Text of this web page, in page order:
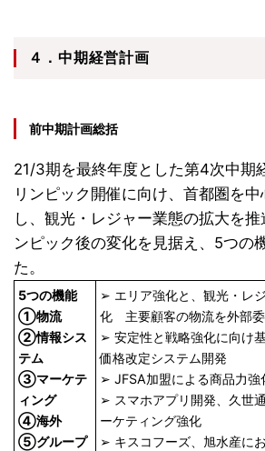
４．中期経営計画
前中期計画総括
21/3期を最終年度とした第4次中期
リンピック開催に向け、首都圏を
し、観光・レジャー業態の拡大を推
ンピック後の変化を見据え、5つの
た。
5つの機能
①物流
②情報シス
テム
③マーケテ
ィング
④海外
⑤グループ
➢ エリア強化と、観光・レ
化 主要顧客の物流を外部
➢ 安定性と戦略強化に向け
価格改定システム開発
➢ JFSA加盟による商品力強
➢ スマホアプリ開発、久世
ーケティング強化
➢ キスコフーズ、旭水産に